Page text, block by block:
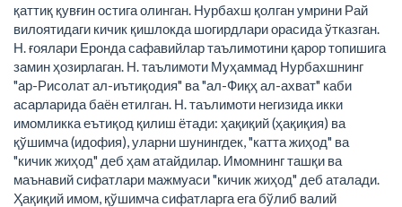
қаттиқ қувғин остига олинган. Нурбахш қолган умрини Рай
вилоятидаги кичик қишлокда шогирдлари орасида ўтказган.
Н. ғоялари Еронда сафавийлар таълимотини қарор топишига
замин ҳозирлаган. Н. таълимоти Муҳаммад Нурбахшнинг
"ар-Рисолат ал-иътиқодия" ва "ал-Фиқҳ ал-ахват" каби
асарларида баён етилган. Н. таълимоти негизида икки
имомликка еътиқод қилиш ётади: ҳақиқий (ҳақиқия) ва
қўшимча (идофия), уларни шунингдек, "катта жиҳод" ва
"кичик жиҳод" деб ҳам атайдилар. Имомнинг ташқи ва
маънавий сифатлари мажмуаси "кичик жиҳод" деб аталади.
Ҳақиқий имом, қўшимча сифатларга ега бўлиб валий